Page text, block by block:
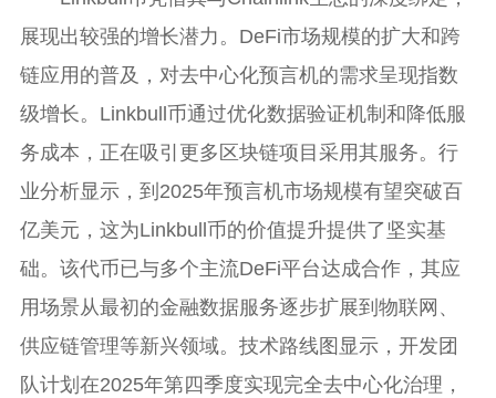
展现出较强的增长潜力。DeFi市场规模的扩大和跨
链应用的普及，对去中心化预言机的需求呈现指数
级增长。Linkbull币通过优化数据验证机制和降低服
务成本，正在吸引更多区块链项目采用其服务。行
业分析显示，到2025年预言机市场规模有望突破百
亿美元，这为Linkbull币的价值提升提供了坚实基
础。该代币已与多个主流DeFi平台达成合作，其应
用场景从最初的金融数据服务逐步扩展到物联网、
供应链管理等新兴领域。技术路线图显示，开发团
队计划在2025年第四季度实现完全去中心化治理，